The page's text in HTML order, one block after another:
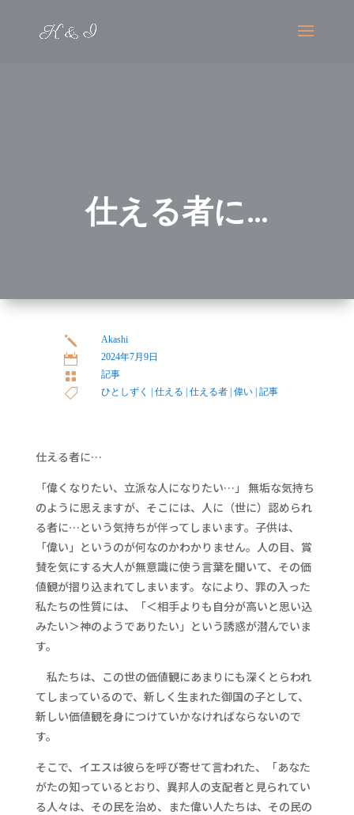
仕える者に…
j Akashi
 2024年7月9日
 記事
 ひとしずく |仕える |仕える者 |偉い |記事
仕える者に…
「偉くなりたい、立派な人になりたい…」 無垢な気持ち
のように思えますが、そこには、人に（世に）認められ
る者に…という気持ちが伴ってしまいます。子供は、
「偉い」というのが何なのかわかりません。人の目、賞
賛を気にする大人が無意識に使う言葉を聞いて、その価
値観が摺り込まれてしまいます。なにより、罪の入った
私たちの性質には、「＜相手よりも自分が高いと思い込
みたい＞神のようでありたい」という誘惑が潜んでいま
す。
私たちは、この世の価値観にあまりにも深くとらわれ
てしまっているので、新しく生まれた御国の子として、
新しい価値観を身につけていかなければならないので
す。
そこで、イエスは彼らを呼び寄せて言われた、「あなた
がたの知っているとおり、異邦人の支配者と見られてい
る人々は、その民を治め、また偉い人たちは、その民の